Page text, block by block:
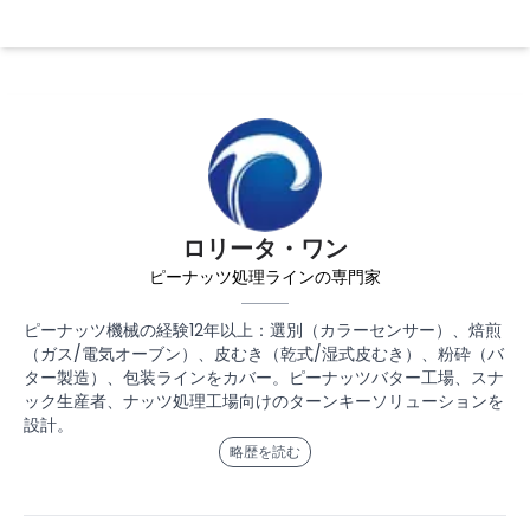
ロリータ・ワン
ピーナッツ処理ラインの専門家
ピーナッツ機械の経験12年以上：選別（カラーセンサー）、焙煎
（ガス/電気オーブン）、皮むき（乾式/湿式皮むき）、粉砕（バ
ター製造）、包装ラインをカバー。ピーナッツバター工場、スナ
ック生産者、ナッツ処理工場向けのターンキーソリューションを
設計。
略歴を読む